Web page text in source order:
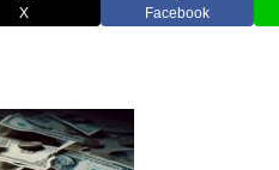
X Facebook